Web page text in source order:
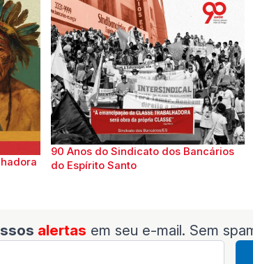
90 Anos do Sindicato dos Bancários
do Espírito Santo
alertas em seu e-mail. Sem